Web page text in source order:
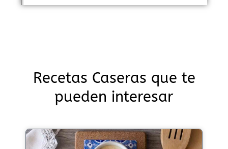
Recetas Caseras que te
pueden interesar